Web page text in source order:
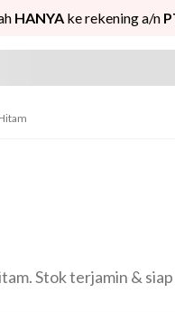
HANYA ke rekening a/n
Stok terjamin &